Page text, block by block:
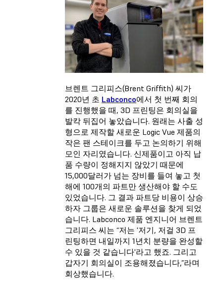
브렌트 그리피스(Brent Griffith) 씨가
2020년 초 Labconco에서 첫 번째 회의
를 진행했을 때, 3D 프린팅은 회의실을
발칵 뒤집어 놓았습니다. 원래는 사출 성
형으로 제작할 새로운 Logic Vue 제품의
작은 팬 스테이크를 두고 논의하기 위해
모인 자리였습니다. 신제품이고 아직 납
품 수량이 정해지지 않았기 때문에
15,000달러가 넘는 장비를 들여 놓고 첫
해에 100개의 파트만 생산해야 할 수도
있었습니다. 그 결과 파트당 비용이 상승
하자 그룹은 새로운 솔루션을 찾게 되었
습니다. Labconco 제품 엔지니어 브렌트
그리피스 씨는 “저는 '저기, 저걸 3D 프
린팅하면 내일까지 1년치 분량을 완성할
수 있을 것 같습니다'라고 했죠. 그리고
갑자기 회의실이 조용해졌습니다,”라며
회상했습니다.